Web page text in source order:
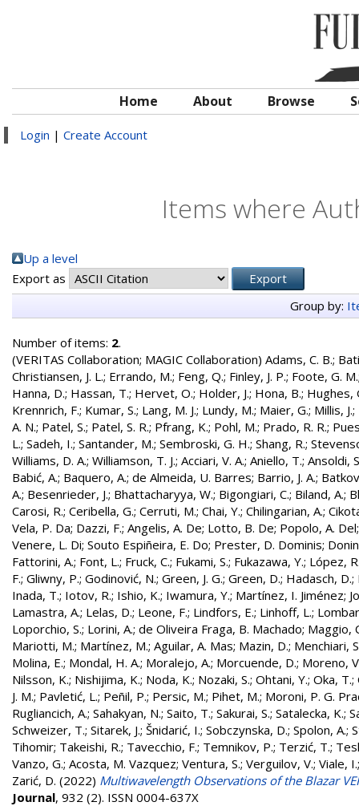
Home About Browse
Login | Create Account
Items where
Up a level
Export as
Group by:
Number of items: 2.
(VERITAS Collaboration; MAGIC Collaboration) Adams, C. B.;
Christiansen, J. L.; Errando, M.; Feng, Q.; Finley, J. P.; Foote, G. M.
Hanna, D.; Hassan, T.; Hervet, O.; Holder, J.; Hona, B.; Hughes,
Krennrich, F.; Kumar, S.; Lang, M. J.; Lundy, M.; Maier, G.; Millis, J.;
A. N.; Patel, S.; Patel, S. R.; Pfrang, K.; Pohl, M.; Prado, R. R.;
L.; Sadeh, I.; Santander, M.; Sembroski, G. H.; Shang, R.;
Williams, D. A.; Williamson, T. J.; Acciari, V. A.; Aniello, T.; Ansoldi,
Babić, A.; Baquero, A.; de Almeida, U. Barres; Barrio, J. A.;
A.; Besenrieder, J.; Bhattacharyya, W.; Bigongiari, C.; Biland, A.;
Carosi, R.; Ceribella, G.; Cerruti, M.; Chai, Y.; Chilingarian, A.;
Vela, P. Da; Dazzi, F.; Angelis, A. De; Lotto, B. De; Popolo, A. Del
Venere, L. Di; Souto Espiñeira, E. Do; Prester, D. Dominis;
Fattorini, A.; Font, L.; Fruck, C.; Fukami, S.; Fukazawa, Y.; López,
F.; Gliwny, P.; Godinović, N.; Green, J. G.; Green, D.; Hadasch, D.;
Inada, T.; Iotov, R.; Ishio, K.; Iwamura, Y.; Martínez, I. Jiménez;
Lamastra, A.; Lelas, D.; Leone, F.; Lindfors, E.; Linhoff, L.;
Loporchio, S.; Lorini, A.; de Oliveira Fraga, B. Machado; Maggio,
Mariotti, M.; Martínez, M.; Aguilar, A. Mas; Mazin, D.; Menchiari,
Molina, E.; Mondal, H. A.; Moralejo, A.; Morcuende, D.; Moreno,
Nilsson, K.; Nishijima, K.; Noda, K.; Nozaki, S.; Ohtani, Y.; Oka, T.;
J. M.; Pavletić, L.; Peñil, P.; Persic, M.; Pihet, M.; Moroni, P. G.
Rugliancich, A.; Sahakyan, N.; Saito, T.; Sakurai, S.; Satalecka, K.;
Schweizer, T.; Sitarek, J.; Šnidarić, I.; Sobczynska, D.; Spolon, A.;
Tihomir; Takeishi, R.; Tavecchio, F.; Temnikov, P.; Terzić, T.;
Vanzo, G.; Acosta, M. Vazquez; Ventura, S.; Verguilov, V.; Viale, I.
Zarić, D. (2022) Multiwavelength Observations of the Blazar
Journal, 932 (2). ISSN 0004-637X